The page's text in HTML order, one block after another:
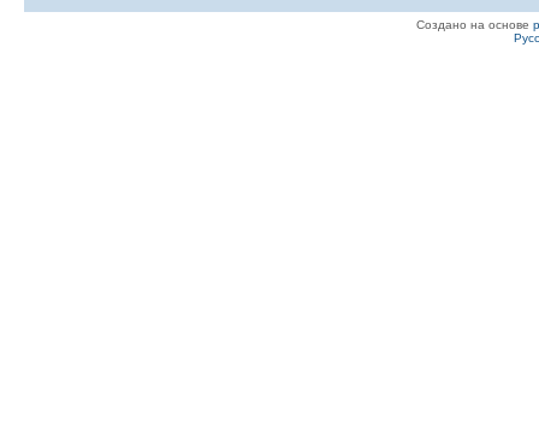
Создано на основе